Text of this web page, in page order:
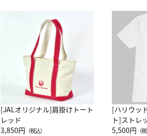
[JALオリジナル]肩掛けトート
レッド
3,850円 （税込）
[ハリウッ
ト]ストレ
ーネック
5,500円 （